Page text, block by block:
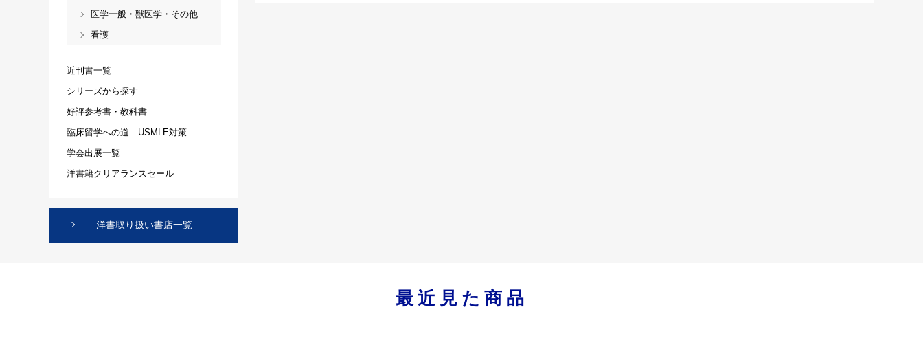
医学一般・獣医学・その他
看護
近刊書一覧
シリーズから探す
好評参考書・教科書
臨床留学への道 USMLE対策
学会出展一覧
洋書籍クリアランスセール
洋書取り扱い書店一覧
最近見た商品